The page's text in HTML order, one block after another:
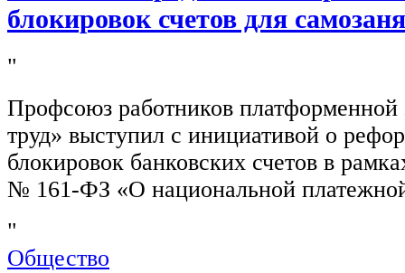
блокировок счетов для
"
Профсоюз работников
труд» выступил с инициативой о
блокировок банковских счетов в
№ 161-ФЗ «О национальной
"
Общество